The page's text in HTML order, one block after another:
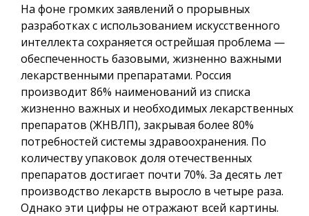
На фоне громких заявлений о прорывных
разработках с использованием искусственного
интеллекта сохраняется острейшая проблема —
обеспеченность базовыми, жизненно важными
лекарственными препаратами. Россия
производит 86% наименований из списка
жизненно важных и необходимых лекарственных
препаратов (ЖНВЛП), закрывая более 80%
потребностей системы здравоохранения. По
количеству упаковок доля отечественных
препаратов достигает почти 70%. За десять лет
производство лекарств выросло в четыре раза.
Однако эти цифры не отражают всей картины.